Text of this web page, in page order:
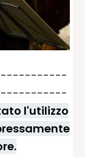
l'utilizzo